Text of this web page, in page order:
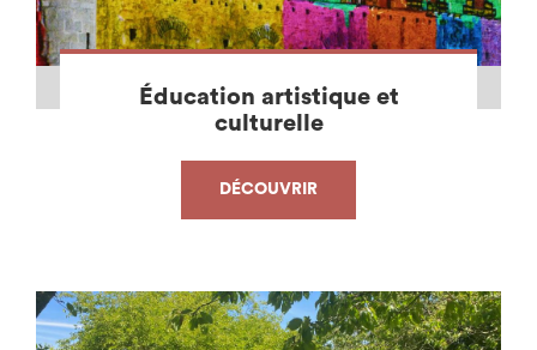
Éducation artistique et
culturelle
DÉCOUVRIR